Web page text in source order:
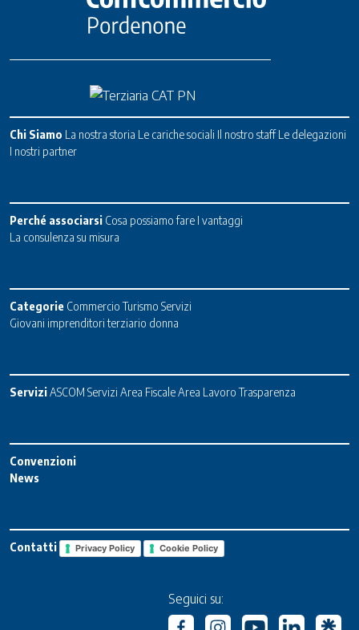
Chi Siamo La nostra storia Le cariche sociali Il nostro staff Le delegazioni
I nostri partner
Perché associarsi Cosa possiamo fare I vantaggi
La consulenza su misura
Categorie Commercio Turismo Servizi
Giovani imprenditori terziario donna
ServiziASCOM Servizi Area FiscaleArea Lavoro Trasparenza
Convenzioni
News
Contatti Privacy Policy Cookie Policy
Seguici su: